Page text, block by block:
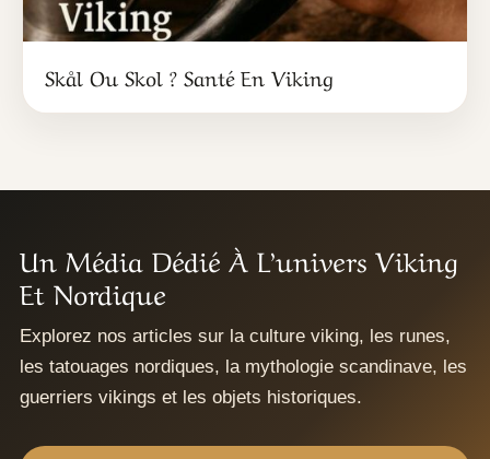
Skål Ou Skol ? Santé En Viking
Un Média Dédié À L’univers Viking
Et Nordique
Explorez nos articles sur la culture viking, les runes,
les tatouages nordiques, la mythologie scandinave, les
guerriers vikings et les objets historiques.